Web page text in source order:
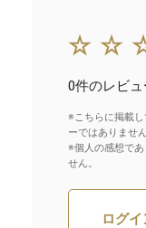
0件のレビュ
※こちらに掲載
ーではありません
※個人の感想で
せん。
ログ